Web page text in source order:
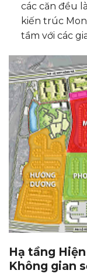
các căn đều
kiến trúc
tầm với các
Hạ tầng
Không gian